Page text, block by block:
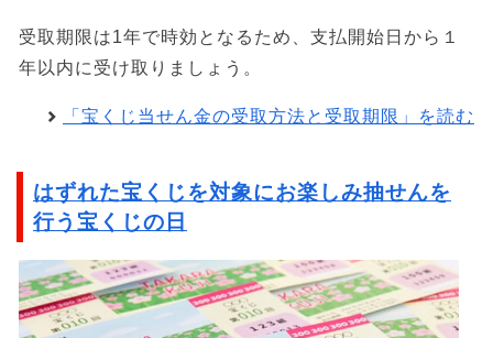
受取期限は1年で時効となるため、支払開始日から１
年以内に受け取りましょう。
「宝くじ当せん金の受取方法と受取期限」を読む
はずれた宝くじを対象にお楽しみ抽せんを
行う宝くじの日